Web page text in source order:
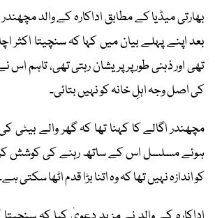
بھارتی میڈیا کے مطابق اداکارہ کے والد
بعد اپنے پہلے بیان میں کہا کہ سنچیتا اکثر
تھی اور ذہنی طور پر پریشان رہتی تھی، تاہم اس
کی اصل وجہ اہلِ خانہ کو نہیں بتائی۔
مچھندر اگالے کا کہنا تھا کہ گھر والے
ہوئے مسلسل اس کے ساتھ رہنے کی کوشش
کو اندازہ نہیں تھا کہ وہ اتنا بڑا قدم اٹھا سکتی